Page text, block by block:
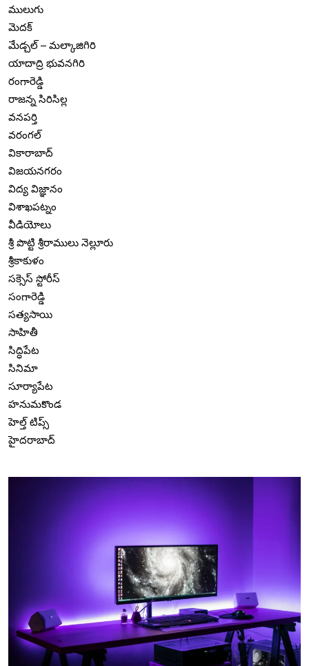
ములుగు
మెదక్
మేడ్చల్ – మల్కాజిగిరి
యాదాద్రి భువనగిరి
రంగారెడ్డి
రాజన్న సిరిసిల్ల
వనపర్తి
వరంగల్
వికారాబాద్
విజయనగరం
విద్య విజ్ఞానం
విశాఖపట్నం
వీడియోలు
శ్రీ పొట్టి శ్రీరాములు నెల్లూరు
శ్రీకాకుళం
సక్సెస్ స్టోరీస్
సంగారెడ్డి
సత్యసాయి
సాహితీ
సిద్ధిపేట
సినిమా
సూర్యాపేట
హనుమకొండ
హెల్త్ టిప్స్
హైదరాబాద్